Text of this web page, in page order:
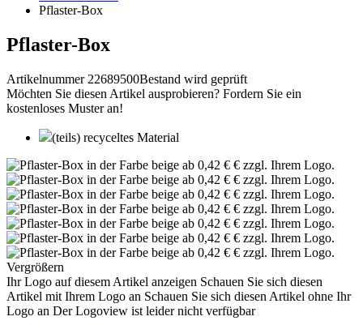
Pflaster-Box
Pflaster-Box
Artikelnummer 22689500Bestand wird geprüft
Möchten Sie diesen Artikel ausprobieren? Fordern Sie ein
kostenloses Muster an!
(teils) recyceltes Material
Vergrößern
Ihr Logo auf diesem Artikel anzeigen Schauen Sie sich diesen
Artikel mit Ihrem Logo an Schauen Sie sich diesen Artikel ohne Ihr
Logo an Der Logoview ist leider nicht verfügbar